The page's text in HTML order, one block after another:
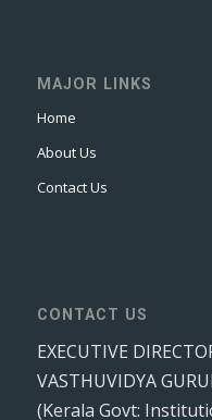
MAJOR LINKS
Home
About Us
Contact Us
CONTACT US
EXECUTIVE
VASTHUVIDYA
(Kerala Govt: